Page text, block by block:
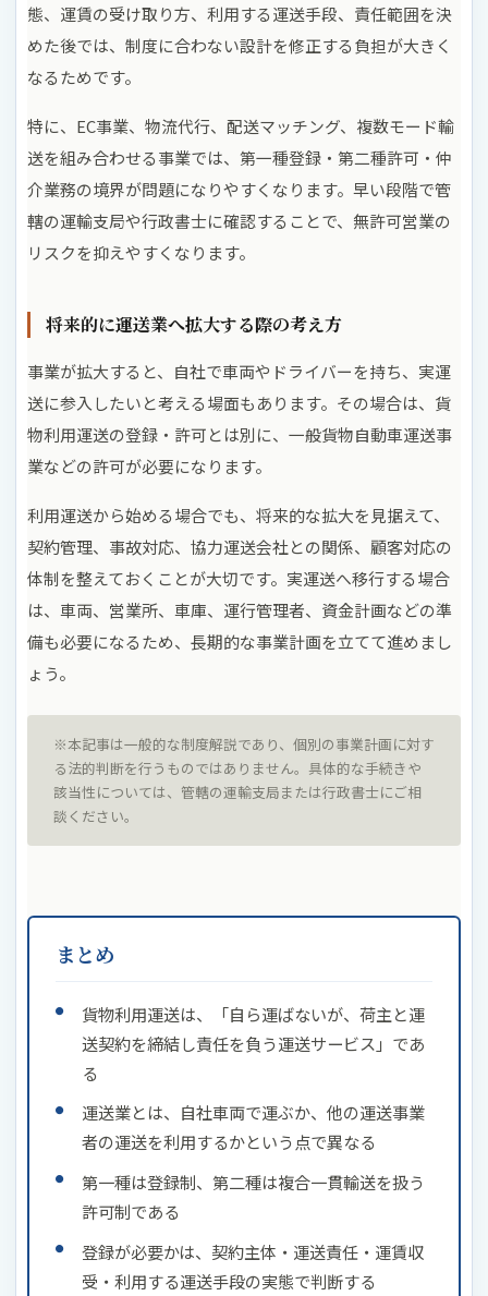
態、運賃の受け取り方、利用する運送手段、責任範囲を決
めた後では、制度に合わない設計を修正する負担が大きく
なるためです。
特に、EC事業、物流代行、配送マッチング、複数モード輸
送を組み合わせる事業では、第一種登録・第二種許可・仲
介業務の境界が問題になりやすくなります。早い段階で管
轄の運輸支局や行政書士に確認することで、無許可営業の
リスクを抑えやすくなります。
将来的に運送業へ拡大する際の考え方
事業が拡大すると、自社で車両やドライバーを持ち、実運
送に参入したいと考える場面もあります。その場合は、貨
物利用運送の登録・許可とは別に、一般貨物自動車運送事
業などの許可が必要になります。
利用運送から始める場合でも、将来的な拡大を見据えて、
契約管理、事故対応、協力運送会社との関係、顧客対応の
体制を整えておくことが大切です。実運送へ移行する場合
は、車両、営業所、車庫、運行管理者、資金計画などの準
備も必要になるため、長期的な事業計画を立てて進めまし
ょう。
※本記事は一般的な制度解説であり、個別の事業計画に対す
る法的判断を行うものではありません。具体的な手続きや
該当性については、管轄の運輸支局または行政書士にご相
談ください。
まとめ
貨物利用運送は、「自ら運ばないが、荷主と運
送契約を締結し責任を負う運送サービス」であ
る
運送業とは、自社車両で運ぶか、他の運送事業
者の運送を利用するかという点で異なる
第一種は登録制、第二種は複合一貫輸送を扱う
許可制である
登録が必要かは、契約主体・運送責任・運賃収
受・利用する運送手段の実態で判断する